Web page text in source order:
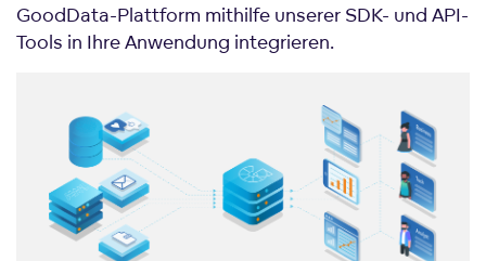
GoodData-Plattform mithilfe unserer SDK- und API-
Tools in Ihre Anwendung integrieren.